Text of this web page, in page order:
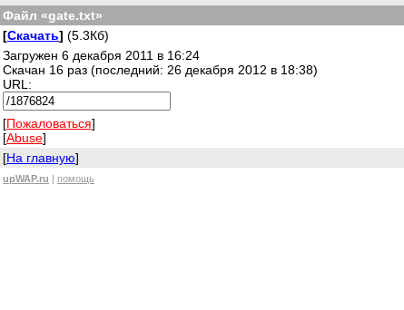
Файл «gate.txt»
[Скачать] (5.3Кб)
Загружен 6 декабря 2011 в 16:24
Скачан 16 раз (последний: 26 декабря 2012 в 18:38)
URL:
[Пожаловаться]
[Abuse]
[На главную]
upWAP.ru | помощь